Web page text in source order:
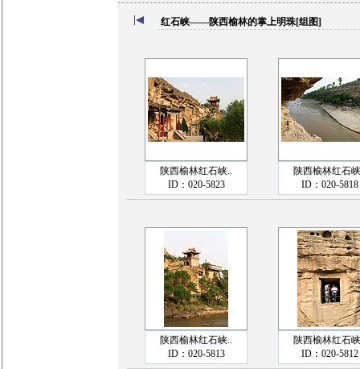
红石峡——陕西榆林的掌上明珠[组图]
陕西榆林红石峡..
ID：020-5823
陕西榆林红石
ID：020-5818
陕西榆林红石峡..
ID：020-5813
陕西榆林红石
ID：020-5812